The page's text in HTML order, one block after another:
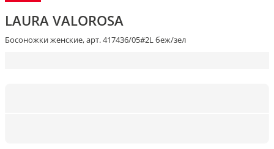
LAURA VALOROSA
Босоножки женские, арт. 417436/05#2L беж/зел